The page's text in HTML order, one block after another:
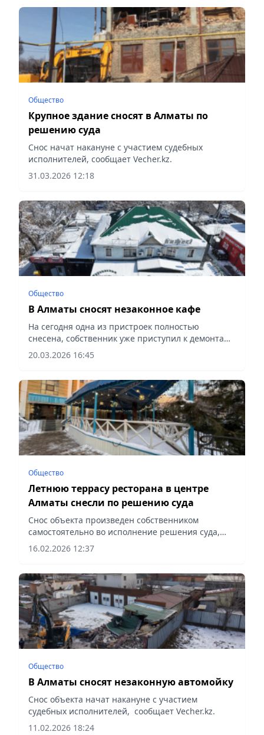
Общество
Крупное здание сносят в Алматы по
решению суда
Снос начат накануне с участием судебных
исполнителей, сообщает Vecher.kz.
31.03.2026 12:18
Общество
В Алматы сносят незаконное кафе
На сегодня одна из пристроек полностью
снесена, собственник уже приступил к демонтажу
второй, сообщает Vecher.kz.
20.03.2026 16:45
Общество
Летнюю террасу ресторана в центре
Алматы снесли по решению суда
Снос объекта произведен собственником
самостоятельно во исполнение решения суда,
сообщает Vecher.kz.
16.02.2026 12:37
Общество
В Алматы сносят незаконную автомойку
Снос объекта начат накануне с участием
судебных исполнителей, сообщает Vecher.kz.
11.02.2026 18:24